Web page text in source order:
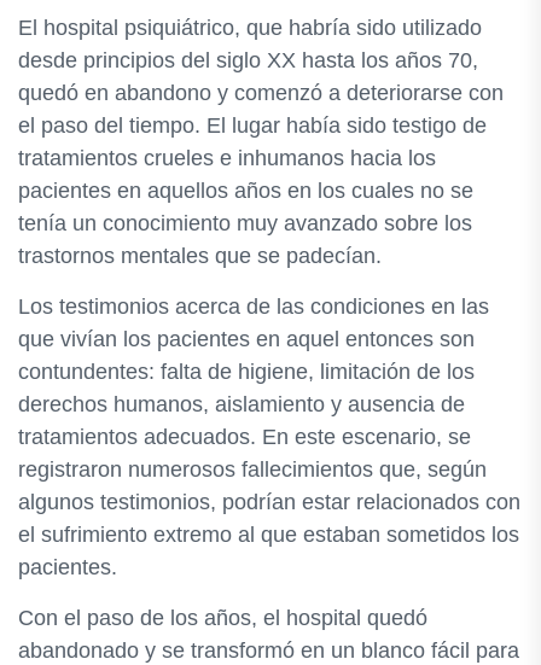
El hospital psiquiátrico, que habría sido utilizado
desde principios del siglo XX hasta los años 70,
quedó en abandono y comenzó a deteriorarse con
el paso del tiempo. El lugar había sido testigo de
tratamientos crueles e inhumanos hacia los
pacientes en aquellos años en los cuales no se
tenía un conocimiento muy avanzado sobre los
trastornos mentales que se padecían.
Los testimonios acerca de las condiciones en las
que vivían los pacientes en aquel entonces son
contundentes: falta de higiene, limitación de los
derechos humanos, aislamiento y ausencia de
tratamientos adecuados. En este escenario, se
registraron numerosos fallecimientos que, según
algunos testimonios, podrían estar relacionados con
el sufrimiento extremo al que estaban sometidos los
pacientes.
Con el paso de los años, el hospital quedó
abandonado y se transformó en un blanco fácil para